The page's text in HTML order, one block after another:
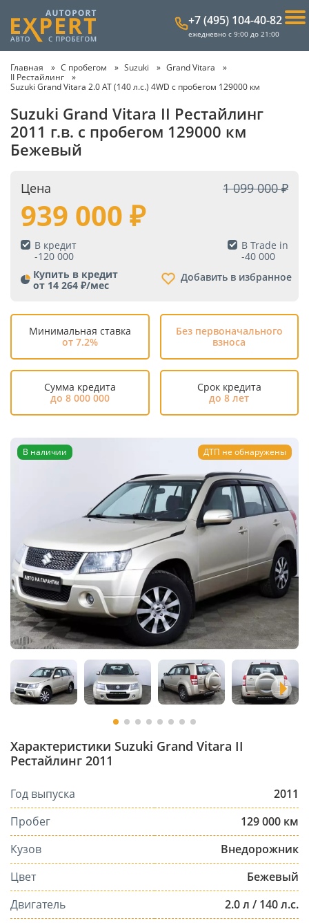
+7 (495) 104-40-82
ежедневно с 9:00 до 21:00
Главная С пробегом Suzuki
Grand Vitara
II Рестайлинг
Suzuki Grand Vitara 2.0 AT (140 л.с.) 4WD с пробегом 129000 км
Suzuki Grand Vitara II Рестайлинг
2011 г.в. с пробегом 129000 км
Бежевый
Цена 1 099 000
939 000
В кредит
-120 000
В Trade in
-40 000
Купить в кредит
от 14 264 ₽/мес
Добавить в избранное
Минимальная ставка
от 7.2%
Без первоначального
взноса
Сумма кредита
до 8 000 000
Срок кредита
до 8 лет
Характеристики Suzuki Grand Vitara II
Рестайлинг 2011
Год выпуска
2011
Пробег
129 000 км
Кузов
Внедорожник
Цвет
Бежевый
Двигатель
2.0 л / 140 л.с.
В наличии ДТП не обнаружены